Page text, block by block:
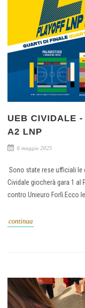
UEB CIVIDALE
A2 LNP
6 maggio 2025
Sono state rese ufficiali le
Cividale giocherà gara 1 al
contro Unieuro Forlì.Ecco
continua